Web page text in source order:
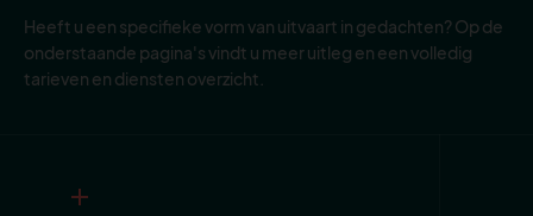
Heeft u een specifieke vorm van uitvaart in gedachten? Op de
onderstaande pagina's vindt u meer uitleg en een volledig
tarieven en diensten overzicht.